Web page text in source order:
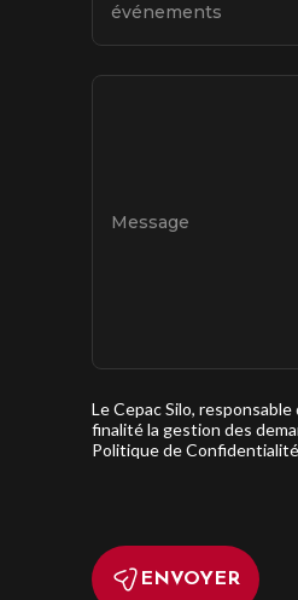
événements
Message
Le Cepac Silo,
finalité la gestion des
Politique de
ENVOYER